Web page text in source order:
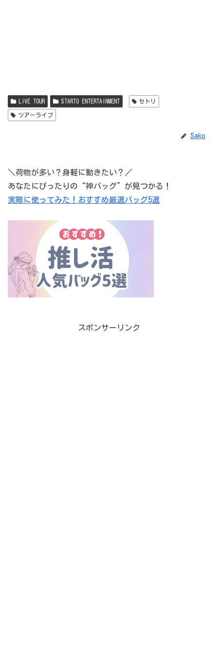
LIVE TOUR STARTO ENTERTAINMENT セトリ
ツアーライブ
Sako
＼荷物が多い？身軽に動きたい？／
あなたにぴったりの“神バッグ”が見つかる！
実際に使ってみた！おすすめ厳選バッグ5選
スポンサーリンク